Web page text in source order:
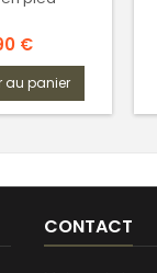
€
au panier
CONTACT